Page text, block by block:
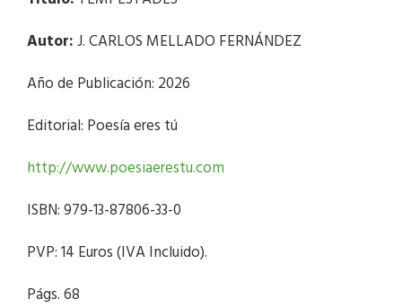
Autor:J. CARLOS MELLADO FERNÁNDEZ
Año de Publicación: 2026
Editorial: Poesía eres tú
http://www.poesiaerestu.com
ISBN: 979-13-87806-33-0
PVP: 14 Euros (IVA Incluido).
Págs. 68